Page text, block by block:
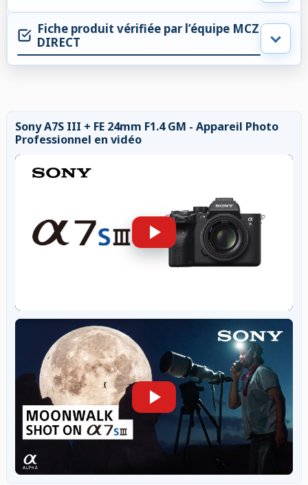
Fiche produit vérifiée par l’équipe MCZ
DIRECT
Sony A7S III + FE 24mm F1.4 GM - Appareil Photo
Professionnel en vidéo